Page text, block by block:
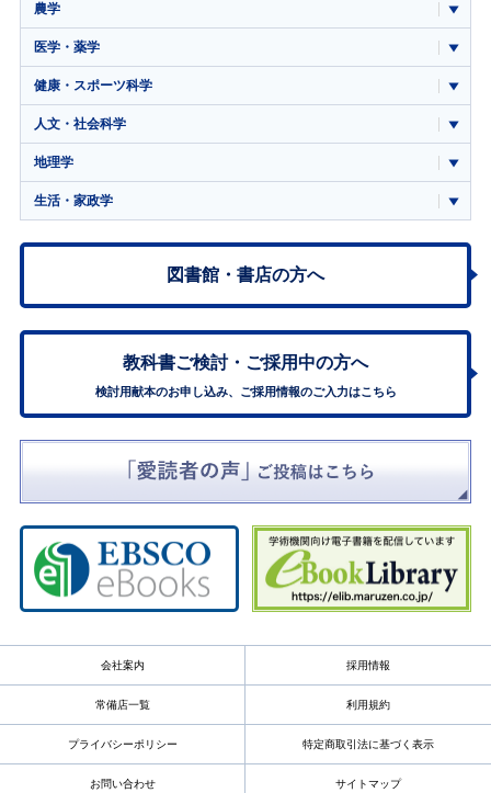
農学
医学・薬学
健康・スポーツ科学
人文・社会科学
地理学
生活・家政学
図書館・書店の方へ
教科書ご検討・ ご採用中の方へ
検討用献本のお申し込み、ご採用情報のご入力はこちら
会社案内 採用情報
常備店一覧 利用規約
プライバシーポリシー 特定商取引法に基づく表示
お問い合わせ サイトマップ